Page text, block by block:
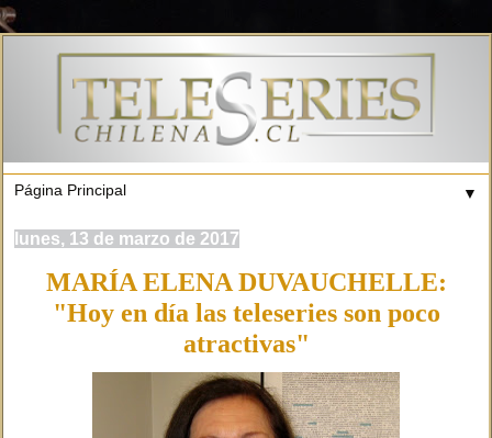
▼
lunes, 13 de marzo de 2017
MARÍA ELENA DUVAUCHELLE:
"Hoy en día las teleseries son poco
atractivas"